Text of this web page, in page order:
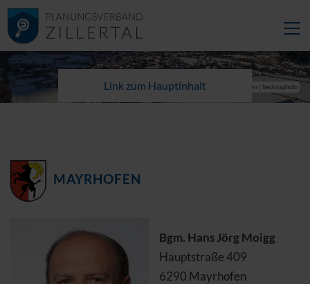
Link zum Hauptinhalt © TVB Mayrhofen | becknaphoto
MAYRHOFEN
Bgm. Hans Jörg Moigg
Hauptstraße 409
6290 Mayrhofen